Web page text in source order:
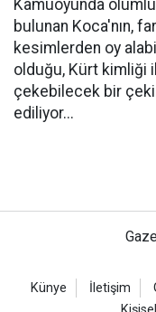
Kamuoyunda olumlu
bulunan Koca'nın,
kesimlerden oy
olduğu, Kürt kimliği
çekebilecek bir
ediliyor...
Künye İletişim